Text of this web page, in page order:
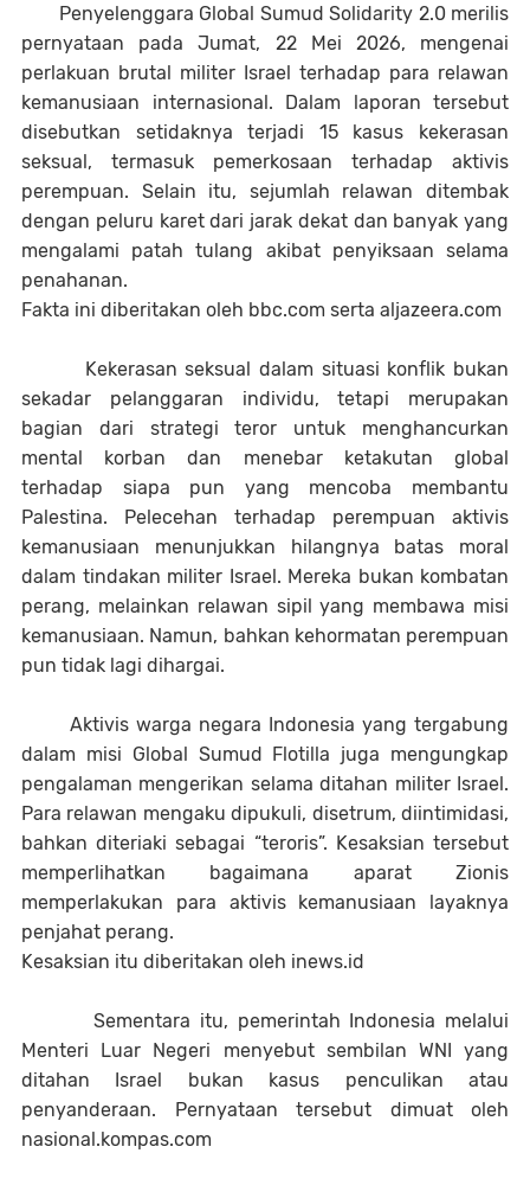
Penyelenggara Global Sumud Solidarity 2.0 merilis
pernyataan pada Jumat, 22 Mei 2026, mengenai
perlakuan brutal militer Israel terhadap para relawan
kemanusiaan internasional. Dalam laporan tersebut
disebutkan setidaknya terjadi 15 kasus kekerasan
seksual, termasuk pemerkosaan terhadap aktivis
perempuan. Selain itu, sejumlah relawan ditembak
dengan peluru karet dari jarak dekat dan banyak yang
mengalami patah tulang akibat penyiksaan selama
penahanan.
Fakta ini diberitakan oleh bbc.com serta aljazeera.com
Kekerasan seksual dalam situasi konflik bukan
sekadar pelanggaran individu, tetapi merupakan
bagian dari strategi teror untuk menghancurkan
mental korban dan menebar ketakutan global
terhadap siapa pun yang mencoba membantu
Palestina. Pelecehan terhadap perempuan aktivis
kemanusiaan menunjukkan hilangnya batas moral
dalam tindakan militer Israel. Mereka bukan kombatan
perang, melainkan relawan sipil yang membawa misi
kemanusiaan. Namun, bahkan kehormatan perempuan
pun tidak lagi dihargai.
Aktivis warga negara Indonesia yang tergabung
dalam misi Global Sumud Flotilla juga mengungkap
pengalaman mengerikan selama ditahan militer Israel.
Para relawan mengaku dipukuli, disetrum, diintimidasi,
bahkan diteriaki sebagai “teroris”. Kesaksian tersebut
memperlihatkan bagaimana aparat Zionis
memperlakukan para aktivis kemanusiaan layaknya
penjahat perang.
Kesaksian itu diberitakan oleh inews.id
Sementara itu, pemerintah Indonesia melalui
Menteri Luar Negeri menyebut sembilan WNI yang
ditahan Israel bukan kasus penculikan atau
penyanderaan. Pernyataan tersebut dimuat oleh
nasional.kompas.com